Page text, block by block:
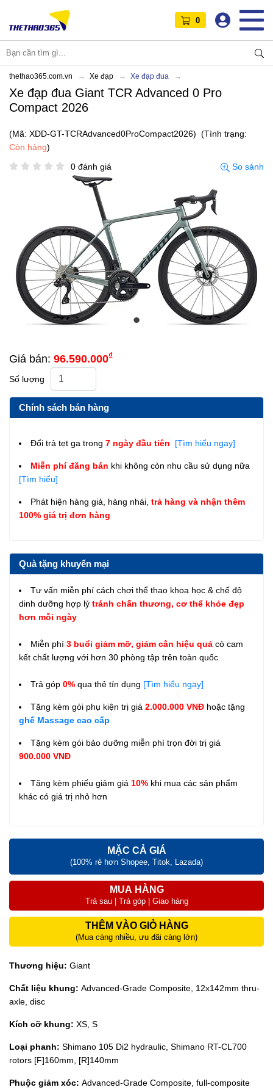
0
thethao365.com.vn Xe đạp Xe đạp đua
Xe đạp đua Giant TCR Advanced 0 Pro
Compact 2026
(Mã: XDD-GT-TCRAdvanced0ProCompact2026) (Tình trạng:
Còn hàng)
0 đánh giá
So sánh
Giá bán: 96.590.000₫
Số lượng
Chính sách bán hàng
Đổi trả tẹt ga trong 7 ngày đầu tiên [Tìm hiểu ngay]
Miễn phí đăng bán khi không còn nhu cầu sử dụng nữa
[Tìm hiểu]
Phát hiện hàng giả, hàng nhái, trả hàng và nhận thêm
100% giá trị đơn hàng
Quà tặng khuyến mại
Tư vấn miễn phí cách chơi thể thao khoa học & chế độ
dinh dưỡng hợp lý tránh chấn thương, cơ thể khỏe đẹp
hơn mỗi ngày
Miễn phí 3 buổi giảm mỡ, giảm cân hiệu quả có cam
kết chất lượng với hơn 30 phòng tập trên toàn quốc
Trả góp 0% qua thẻ tín dụng [Tìm hiểu ngay]
Tặng kèm gói phụ kiện trị giá 2.000.000 VNĐ hoặc tặng
ghế Massage cao cấp
Tặng kèm gói bảo dưỡng miễn phí trọn đời trị giá
900.000 VNĐ
Tặng kèm phiếu giảm giá 10% khi mua các sản phẩm
khác có giá trị nhỏ hơn
MẶC CẢ GIÁ
(100% rẻ hơn Shopee, Titok, Lazada)
MUA HÀNG
Trả sau | Trả góp | Giao hàng
THÊM VÀO GIỎ HÀNG
(Mua càng nhiều, ưu đãi càng lớn)
Thương hiệu: Giant
Chất liệu khung: Advanced-Grade Composite, 12x142mm thru-
axle, disc
Kích cỡ khung: XS, S
Loại phanh: Shimano 105 Di2 hydraulic, Shimano RT-CL700
rotors [F]160mm, [R]140mm
Phuộc giảm xóc: Advanced-Grade Composite, full-composite